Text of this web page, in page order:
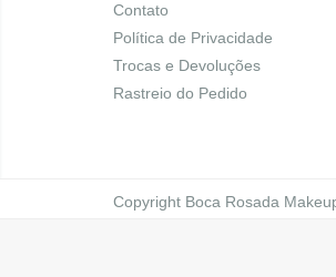
Contato
Política de Privacidade
Trocas e Devoluções
Rastreio do Pedido
Copyright Boca Rosada